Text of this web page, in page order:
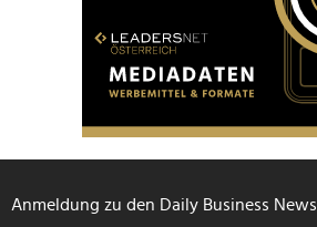
Anmeldung zu den Daily Business News